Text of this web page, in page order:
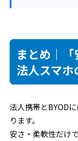
まとめ｜
法人スマホ
法人携帯とBYOD
ります。
安さ・柔軟性だけ